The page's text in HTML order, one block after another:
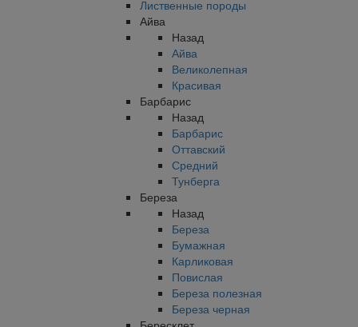
Лиственные породы
Айва
Назад
Айва
Великолепная
Красивая
Барбарис
Назад
Барбарис
Оттавский
Средний
Тунберга
Береза
Назад
Береза
Бумажная
Карликовая
Повислая
Береза полезная
Береза черная